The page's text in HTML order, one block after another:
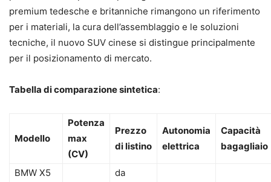
premium tedesche e britanniche rimangono un riferimento
per i materiali, la cura dell’assemblaggio e le soluzioni
tecniche, il nuovo SUV cinese si distingue principalmente
per il posizionamento di mercato.
Tabella di comparazione sintetica:
Modello
Potenza
max
(CV)
Prezzo
di listino
Autonomia
elettrica
Capacità
bagagliaio
BMW X5
da